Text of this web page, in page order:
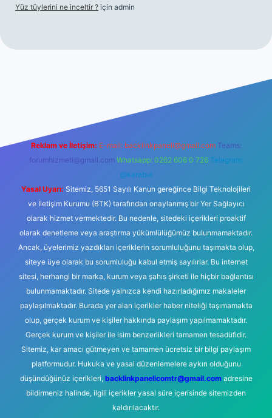
Yüz tüylerini ne inceltir ? için admin
Reklam ve İletişim: E-mail: backlinkpaneli@gmail.com Teams:
forumhizmeti@gmail.com Whatsapp: 0262 606 0 726 Telegram:
@karabul
Yasal Uyarı: Sitemiz, 5651 Sayılı Kanun gereğince Bilgi Teknolojileri
ve İletişim Kurumu (BTK) tarafından onaylanmış bir Yer Sağlayıcı
olarak hizmet vermektedir. Bu nedenle, sitedeki içerikleri proaktif
olarak denetleme veya araştırma yükümlülüğümüz bulunmamaktadır.
Ancak, üyelerimiz yazdıkları içeriklerin sorumluluğunu taşımakta olup,
siteye üye olarak bu sorumluluğu kabul etmiş sayılırlar. Bu internet
sitesi, herhangi bir marka, kurum veya şahıs şirketi ile hiçbir bağlantısı
bulunmamaktadır. Sitede yalnızca kendi hazırladığımız makaleler
paylaşılmaktadır. Burada yer alan içerikler haber niteliği taşımamakta
olup, gerçek kurum ve kişiler hakkında paylaşım yapılmamaktadır.
Gerçek kurum ve kişiler ile isim benzerlikleri tamamen tesadüfidir.
Sitemiz, kar amacı gütmeyen ve tamamen ücretsiz bir bilgi paylaşım
platformudur. Hukuka ve yasal düzenlemelere aykırı olduğunu
düşündüğünüz içerikleri, backlinkpanelicomtr@gmail.comadresine
bildirmeniz halinde, ilgili içerikler yasal süre içerisinde sitemizden
kaldırılacaktır.